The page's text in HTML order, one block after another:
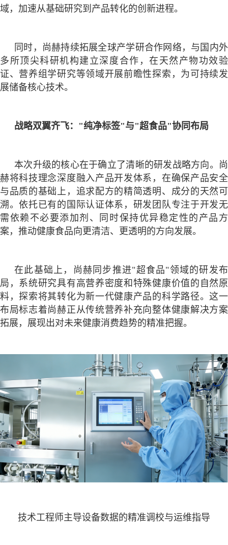
域，加速从基础研究到产品转化的创新进程。
同时，尚赫持续拓展全球产学研合作网络，与国内外
多所顶尖科研机构建立深度合作，在天然产物功效验
证、营养组学研究等领域开展前瞻性探索，为可持续发
展储备核心技术。
战略双翼齐飞： "纯净标签"与"超食品"协同布局
本次升级的核心在于确立了清晰的研发战略方向。尚
赫将科技理念深度融入产品开发体系，在确保产品安全
与品质的基础上，追求配方的精简透明、成分的天然可
溯。依托已有的国际认证体系，研发团队专注于开发无
需依赖不必要添加剂、同时保持优异稳定性的产品方
案，推动健康食品向更清洁、更透明的方向发展。
在此基础上，尚赫同步推进"超食品"领域的研发布
局，系统研究具有高营养密度和特殊健康价值的自然原
料，探索将其转化为新一代健康产品的科学路径。这一
布局标志着尚赫正从传统营养补充向整体健康解决方案
拓展，展现出对未来健康消费趋势的精准把握。
技术工程师主导设备数据的精准调校与运维指导